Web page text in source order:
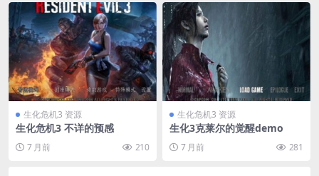
生化危机3 资源
生化危机3 不详的预感
7 月前 210
生化危机3 资源
生化3克莱尔的觉醒demo
7 月前 281